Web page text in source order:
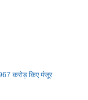
करोड़ किए मंजूर